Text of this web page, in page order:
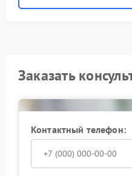
Заказать
Контактный телефон: